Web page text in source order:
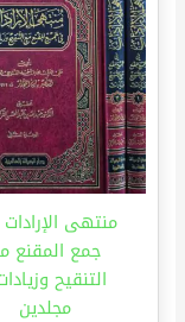
منتهى
جمع المقنع
التنقيح
مجلدين